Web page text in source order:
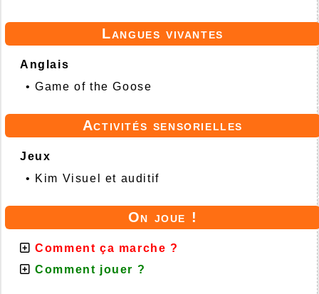
Langues vivantes
Anglais
•Game of the Goose
Activités sensorielles
Jeux
• Kim Visuel et auditif
On joue !
Comment ça marche ?
Comment jouer ?